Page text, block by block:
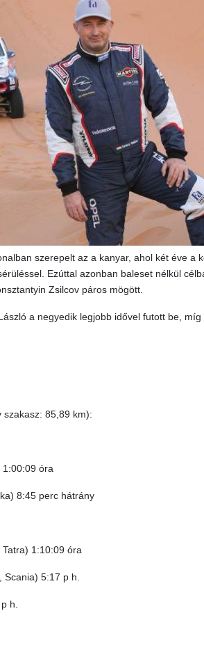
szerepelt az a kanyar, ahol két éve a
Ezúttal azonban baleset nélkül
Zsilcov páros mögött.
a negyedik legjobb idővel futott be,
85,89 km):
1:00:09 óra
8:45 perc hátrány
1:10:09 óra
Scania) 5:17 p h.
h.